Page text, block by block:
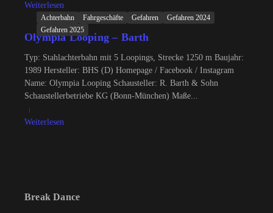
Weiterlesen
Achterbahn Fahrgeschäfte Gefahren
Gefahren 2024
Gefahren 2025
Olympia Looping – Barth
Typ: Stahlachterbahn mit 5 Loopings, Strecke 1250 m Baujahr:
1989 Hersteller: BHS (D) Homepage / Facebook / Instagram
Name: Olympia Looping Schausteller: R. Barth & Sohn
Schaustellerbetriebe KG (Bonn-München) Maße...
Weiterlesen
Break Dance